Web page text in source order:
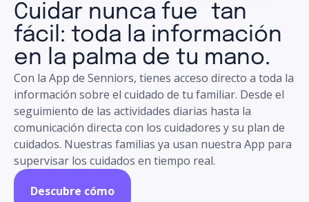
Cuidar nunca fue tan
fácil: toda la información
en la palma de tu mano.
Con la App de Senniors, tienes acceso directo a toda la
información sobre el cuidado de tu familiar. Desde el
seguimiento de las actividades diarias hasta la
comunicación directa con los cuidadores y su plan de
cuidados. Nuestras familias ya usan nuestra App para
supervisar los cuidados en tiempo real.
Descubre cómo